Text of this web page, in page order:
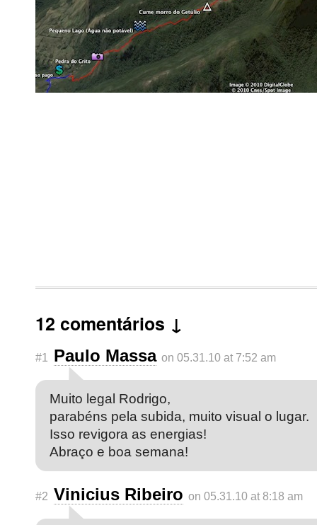
12 comentários ↓
#1 Paulo Massa on 05.31.10 at 7:52 am
Muito legal Rodrigo,
parabéns pela subida, muito visual o lugar.
Isso revigora as energias!
Abraço e boa semana!
#2 Vinicius Ribeiro on 05.31.10 at 8:18 am